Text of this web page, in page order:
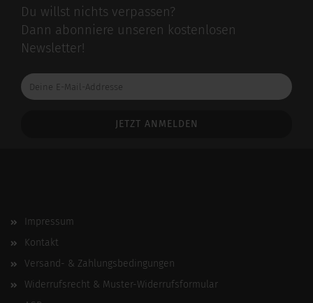
Du willst nichts verpassen?
Dann abonniere unseren kostenlosen
Newsletter!
Deine
E-
Impressum
Kontakt
Versand- & Zahlungsbedingungen
Widerrufsrecht & Muster-Widerrufsformular